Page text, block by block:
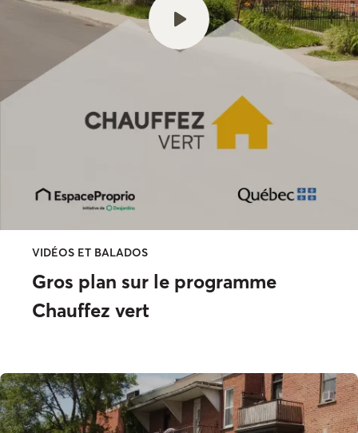
VIDÉOS ET BALADOS
Gros plan sur le programme
Chauffez vert